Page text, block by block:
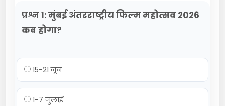
प्रश्न 1:मुंबई अंतरराष्ट्रीय फिल्म महोत्सव 2026
कब होगा?
15-21 जून
1-7 जुलाई